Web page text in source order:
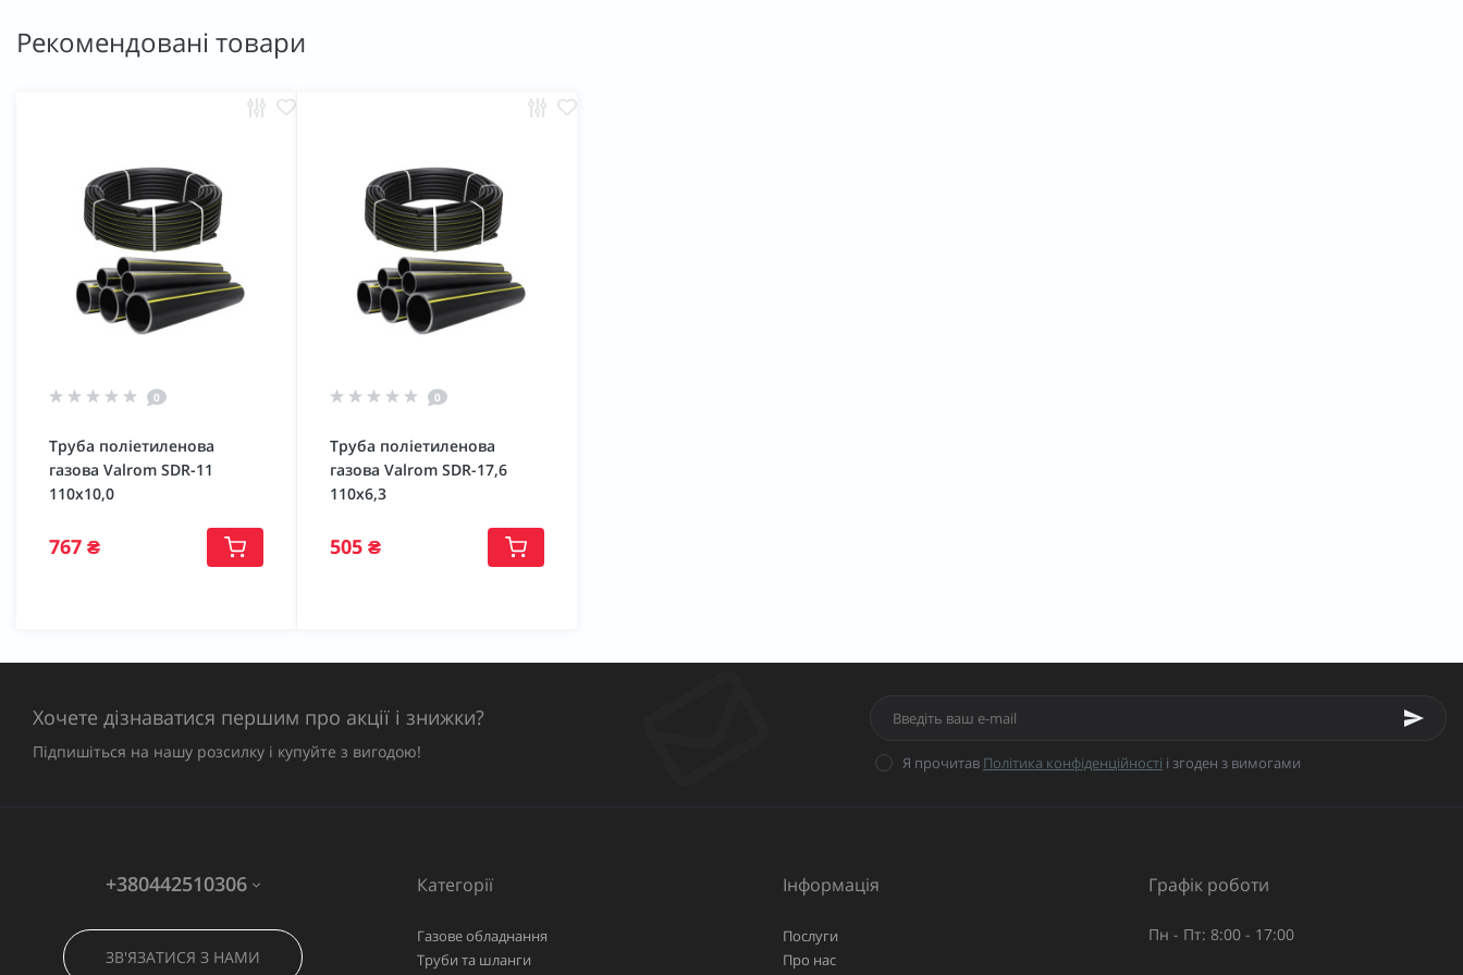
Рекомендовані товари
0
Труба поліетиленова
газова Valrom SDR-11
110х10,0
767 ₴
0
Труба поліетиленова
газова Valrom SDR-17,6
110х6,3
505 ₴
Хочете дізнаватися першим про акції і знижки?
Підпишіться на нашу розсилку і купуйте з вигодою!
Я прочитав Політика конфіденційності і згоден з вимогами
+380442510306
ЗВ'ЯЗАТИСЯ З НАМИ
Категорії
Газове обладнання
Труби та шланги
Інформація
Послуги
Про нас
Графік роботи
Пн - Пт: 8:00 - 17:00